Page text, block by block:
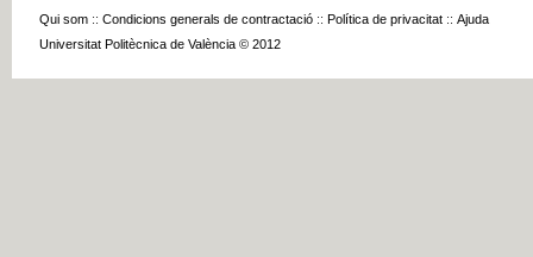
Qui som :: Condicions generals de contractació :: Política de privacitat :: Ajuda
Universitat Politècnica de València © 2012